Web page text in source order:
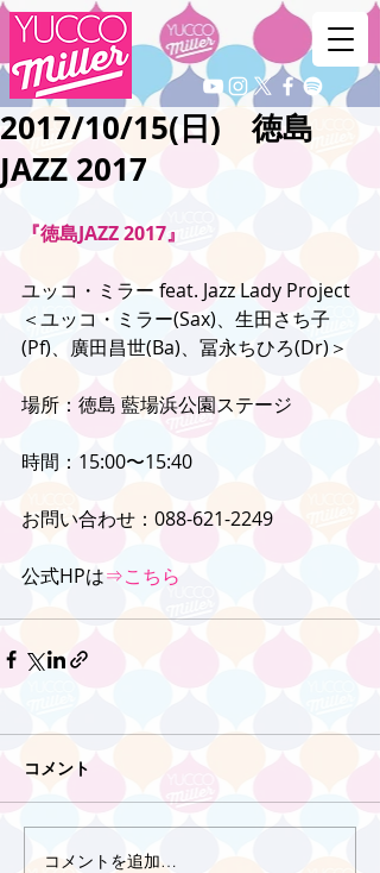
2017/10/15(日) 徳島
JAZZ 2017
『徳島JAZZ 2017』
ユッコ・ミラー feat. Jazz Lady Project
＜ユッコ・ミラー(Sax)、生田さち子
(Pf)、廣田昌世(Ba)、冨永ちひろ(Dr)＞
場所：徳島 藍場浜公園ステージ
時間：15:00〜15:40
お問い合わせ：088-621-2249
公式HPは⇒こちら
コメント
コメントを追加…